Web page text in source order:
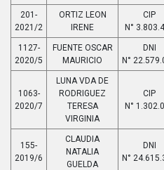
201-
2021/2
ORTIZ LEON
IRENE
CIP
N°
1127-
2020/5
FUENTE OSCAR
MAURICIO
DNI
N°
1063-
2020/7
LUNA VDA DE
RODRIGUEZ
TERESA
VIRGINIA
CIP
N°
155-
2019/6
CLAUDIA
NATALIA
GUELDA
DNI
N°